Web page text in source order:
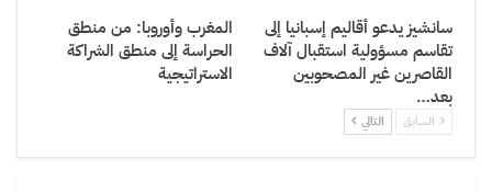
سانشيز يدعو أقاليم إسبانيا إلى
تقاسم مسؤولية استقبال آلاف
القاصرين غير المصحوبين
بعد…
المغرب وأوروبا: من منطق
الحراسة إلى منطق الشراكة
الاستراتيجية
السابق التالي